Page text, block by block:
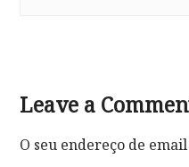
Leave a
O seu endereço de